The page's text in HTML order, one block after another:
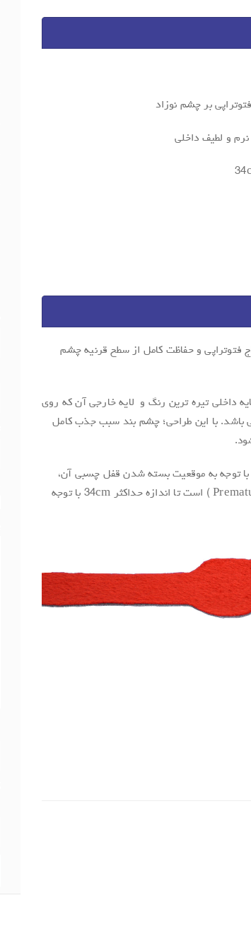
و لطیف داخلی
بند فتوتراپی نوزاد قادر به جذب %99.9 امواج فتوتراپی و حفاظت کامل از سطح قرنیه چشم
داخلی تیره ترین رنگ و لایه خارجی آن که روی
باشد. با این طراحی؛ چشم بند سبب جذب کامل
توجه به موقعیت بسته شدن قفل چسبی آن،
شما می توانید سایزهای 20cm که ویژه نوزادان نارس ( Premature ) است تا اندازه حداکثر 34cm با توجه